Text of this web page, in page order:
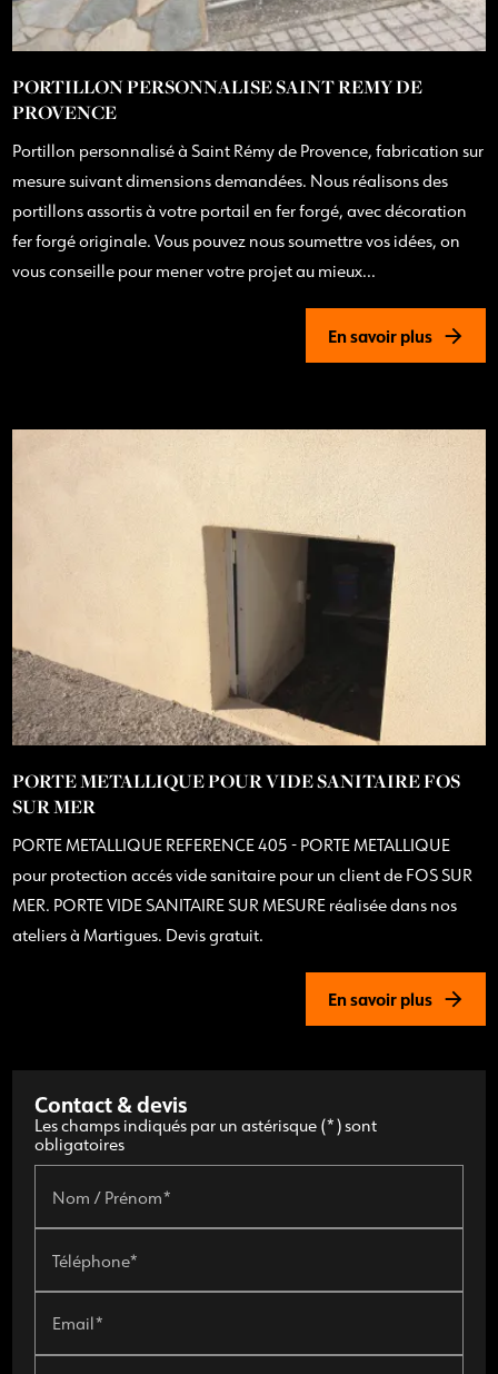
PORTILLON PERSONNALISE SAINT REMY DE
PROVENCE
Portillon personnalisé à Saint Rémy de Provence, fabrication sur
mesure suivant dimensions demandées. Nous réalisons des
portillons assortis à votre portail en fer forgé, avec décoration
fer forgé originale. Vous pouvez nous soumettre vos idées, on
vous conseille pour mener votre projet au mieux...
En savoir plus
PORTE METALLIQUE POUR VIDE SANITAIRE FOS
SUR MER
PORTE METALLIQUE REFERENCE 405 - PORTE METALLIQUE
pour protection accés vide sanitaire pour un client de FOS SUR
MER. PORTE VIDE SANITAIRE SUR MESURE réalisée dans nos
ateliers à Martigues. Devis gratuit.
En savoir plus
Contact & devis
Les champs indiqués par un astérisque (*) sont
obligatoires
Nom / Prénom*
Téléphone*
Email*